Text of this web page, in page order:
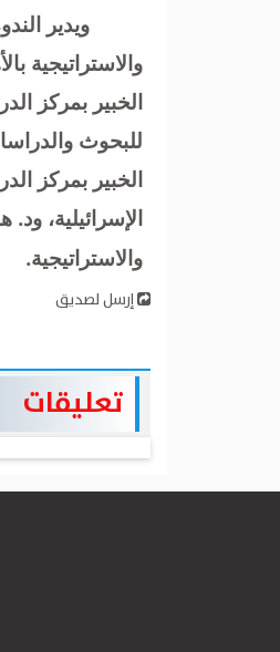
ويدير
والاستراتيجية
الخبير بمركز
للبحوث
الخبير بمركز
الإسرائيلية،
والاستراتيجية.
إرسل لصديق
تعليقات